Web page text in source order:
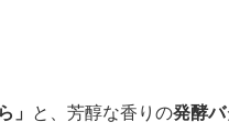
」 と、芳醇な香りの発酵バ